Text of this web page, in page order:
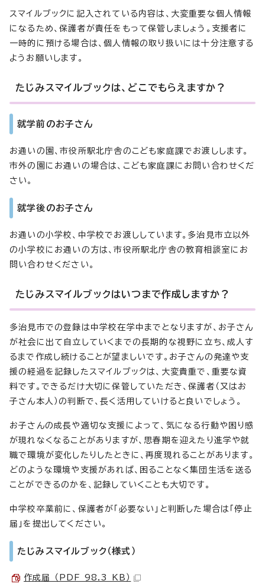
スマイルブックに記入されている内容は、大変重要な個人情報
になるため、保護者が責任をもって保管しましょう。支援者に
一時的に預ける場合は、個人情報の取り扱いには十分注意する
ようお願いします。
たじみスマイルブックは、どこでもらえますか？
就学前のお子さん
お通いの園、市役所駅北庁舎のこども家庭課でお渡しします。
市外の園にお通いの場合は、こども家庭課にお問い合わせくだ
さい。
就学後のお子さん
お通いの小学校、中学校でお渡ししています。多治見市立以外
の小学校にお通いの方は、市役所駅北庁舎の教育相談室にお
問い合わせください。
たじみスマイルブックはいつまで作成しますか？
多治見市での登録は中学校在学中までとなりますが、お子さん
が社会に出て自立していくまでの長期的な視野に立ち、成人す
るまで作成し続けることが望ましいです。お子さんの発達や支
援の経過を記録したスマイルブックは、大変貴重で、重要な資
料です。できるだけ大切に保管していただき、保護者（又はお
子さん本人）の判断で、長く活用していけると良いでしょう。
お子さんの成長や適切な支援によって、気になる行動や困り感
が現れなくなることがありますが、思春期を迎えたり進学や就
職で環境が変化したりしたときに、再度現れることがあります。
どのような環境や支援があれば、困ることなく集団生活を送る
ことができるのかを、記録していくことも大切です。
中学校卒業前に、保護者が「必要ない」と判断した場合は「停止
届」を提出してください。
たじみスマイルブック（様式）
作成届 （PDF 98.3 KB）